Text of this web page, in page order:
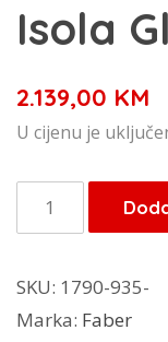
Isola
2.139,00 KM
U cijenu je
Faber
napa
Isola
Gloss
SKU: 1790-935-
Marka: Faber